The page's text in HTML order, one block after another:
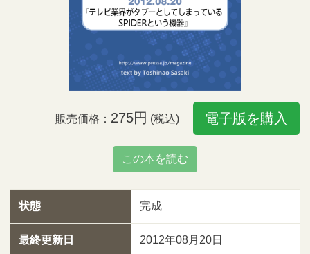
販売価格： 275円 (税込) 電子版を購入
この本を読む
状態 完成
最終更新日 2012年08月20日